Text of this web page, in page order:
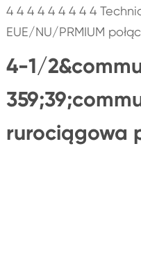
4 4 4 4 4 4 4 4 4
EUE/NU/PRMIUM
4-1/
rurociągowa